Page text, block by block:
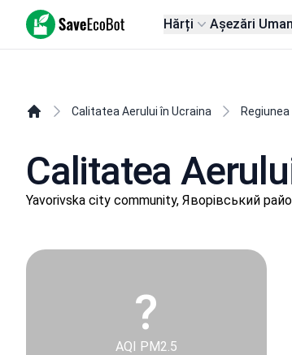
SaveEcoBot Hărți Așezări
Calitatea Aerului în Ucraina Regiunea
Calitatea
Yavorivska city community, Яворівський
?
AQI PM2.5